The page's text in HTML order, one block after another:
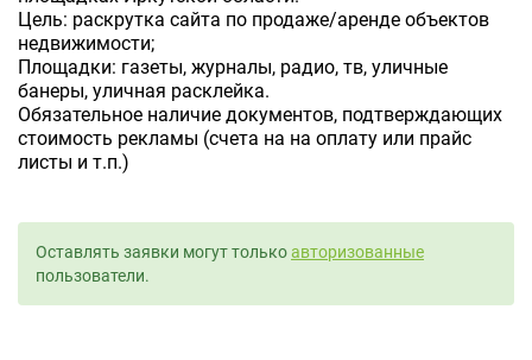
Цель: раскрутка сайта по продаже/аренде объектов
недвижимости;
Площадки: газеты, журналы, радио, тв, уличные
банеры, уличная расклейка.
Обязательное наличие документов, подтверждающих
стоимость рекламы (счета на на оплату или прайс
листы и т.п.)
Оставлять заявки могут толькоавторизованные
пользователи.